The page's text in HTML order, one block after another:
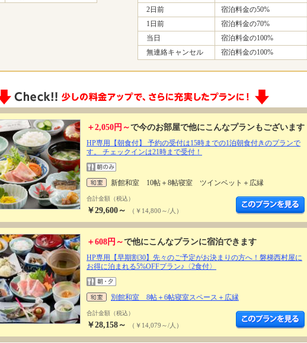
2日前
宿泊料金の50%
1日前
宿泊料金の70%
当日
宿泊料金の100%
無連絡キャンセル
宿泊料金の100%
＋2,050円～で今のお部屋で他にこんなプランもございます
HP専用【朝食付】 予約の受付は15時までの1泊朝食付きのプランで
す。 チェックインは21時まで受付！
新館和室 10帖＋8帖寝室 ツインベット＋広縁
合計金額（税込）
￥29,600～ （￥14,800～/人）
＋608円～で他にこんなプランに宿泊できます
HP専用【早期割30】先々のご予定がお決まりの方へ！磐梯西村屋に
お得に泊まれる5%OFFプラン♪〈2食付〉
別館和室 8帖＋6帖寝室スペース＋広縁
合計金額（税込）
￥28,158～ （￥14,079～/人）